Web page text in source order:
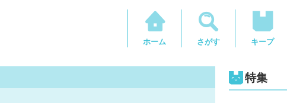
ホーム さがす キープ
特集